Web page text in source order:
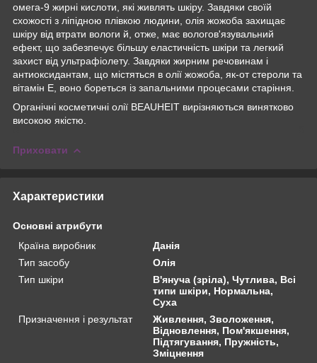
омега-9 жирні кислоти, які живлять шкіру. Завдяки своїй
схожості з ліпідною плівкою людини, олія жожоба захищає
шкіру від втрати вологи й, отже, має вологов'язувальний
ефект, що забезпечує більшу еластичність шкіри та легкий
захист від ультрафіолету. Завдяки жирним речовинам і
антиоксидантам, що містяться в олії жожоба, як-от стероли та
вітамін Е, воно бореться із запальними процесами старіння.
Органічні косметичні олії BEAUHEIT вирізняються винятково
високою якістю.
Приховати
Характеристики
Основні атрибути
Країна виробник
Данія
Тип засобу
Олія
Тип шкіри
В'януча (зріла), Чутлива, Всі
типи шкіри, Нормальна,
Суха
Призначення і результат
Живлення, Зволоження,
Відновлення, Пом'якшення,
Підтягування, Пружність,
Зміцнення